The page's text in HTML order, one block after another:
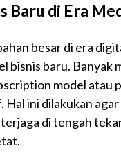
Baru di Era
besar di era
bisnis baru. Banyak
model atau
Hal ini dilakukan
di tengah